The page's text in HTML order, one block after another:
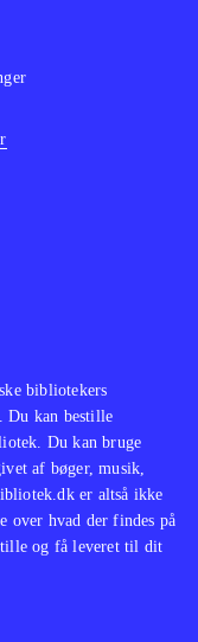
bibliotekers
Du kan bestille
Du kan bruge
af bøger, musik,
er altså ikke
over hvad der findes på
og få leveret til dit